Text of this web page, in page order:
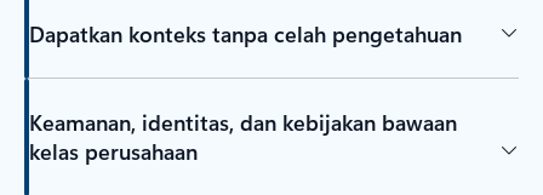
Dapatkan konteks tanpa celah pengetahuan
Keamanan, identitas, dan kebijakan bawaan
kelas perusahaan